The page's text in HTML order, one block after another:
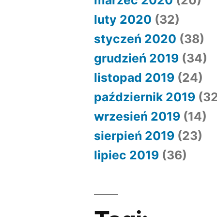
luty 2020 (32)
styczeń 2020 (38)
grudzień 2019 (34)
listopad 2019 (24)
październik 2019
wrzesień 2019 (14)
sierpień 2019 (23)
lipiec 2019 (36)